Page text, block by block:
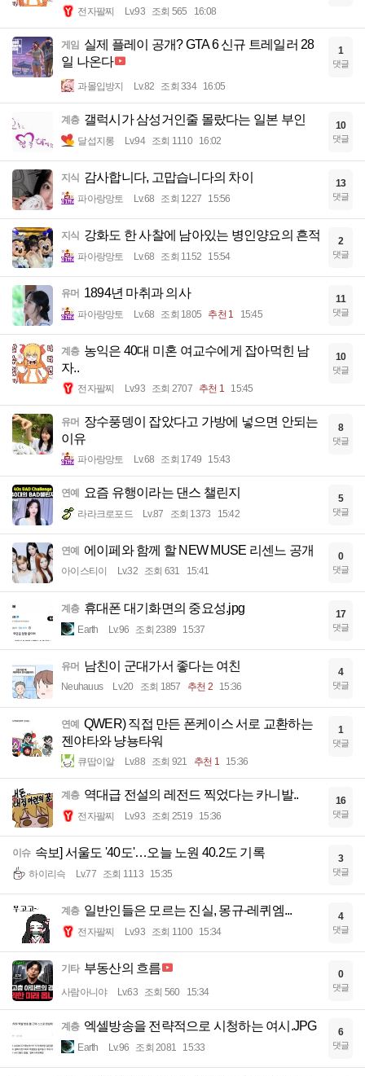
전자팔찌 Lv.93 조회 565 16:08
게임
실제 플레이 공개? GTA 6 신규 트레일러 28
일 나온다
과몰입방지 Lv.82 조회 334 16:05
1
댓글
계층 갤럭시가 삼성거인줄 몰랐다는 일본 부인
달섭지롱 Lv.94 조회 1110 16:02
10
댓글
지식 감사합니다, 고맙습니다의 차이
파아랑망토 Lv.68 조회 1227 15:56
13
댓글
지식 강화도 한 사찰에 남아있는 병인양요의 흔적
파아랑망토 Lv.68 조회 1152 15:54
2
댓글
유머 1894년 마취과 의사
파아랑망토 Lv.68 조회 1805 추천 1 15:45
11
댓글
계층 농익은 40대 미혼 여교수에게 잡아먹힌 남
자..
전자팔찌 Lv.93 조회 2707 추천 1 15:45
10
댓글
유머 장수풍뎅이 잡았다고 가방에 넣으면 안되는
이유
파아랑망토 Lv.68 조회 1749 15:43
8
댓글
연예 요즘 유행이라는 댄스 챌린지
라라크로포드 Lv.87 조회 1373 15:42
5
댓글
연예 에이페와 함께 할 NEW MUSE 리센느 공개
아이스티이 Lv.32 조회 631 15:41
0
댓글
계층 휴대폰 대기화면의 중요성.jpg
Earth Lv.96 조회 2389 15:37
17
댓글
유머 남친이 군대가서 좋다는 여친
Neuhauus Lv.20 조회 1857 추천 2 15:36
4
댓글
연예
QWER) 직접 만든 폰케이스 서로 교환하는
젠야타와 냥뇽타워
큐땁이알 Lv.88 조회 921 추천 1 15:36
1
댓글
계층 역대급 전설의 레전드 찍었다는 카니발..
전자팔찌 Lv.93 조회 2519 15:36
16
댓글
이슈 속보] 서울도 '40도'…오늘 노원 40.2도 기록
하이리슥 Lv.77 조회 1113 15:35
3
댓글
계층 일반인들은 모르는 진실, 몽규-레퀴엠...
전자팔찌 Lv.93 조회 1100 15:34
4
댓글
기타 부동산의 흐름
사람아니야 Lv.63 조회 560 15:34
0
댓글
계층 엑셀방송을 전략적으로 시청하는 여시.JPG
Earth Lv.96 조회 2081 15:33
6
댓글